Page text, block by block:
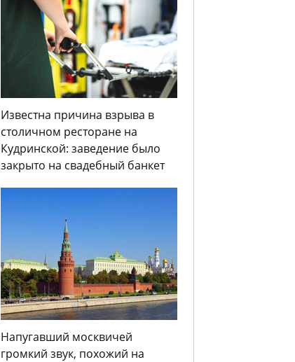
Известна причина взрыва в
столичном ресторане на
Кудринской: заведение было
закрыто на свадебный банкет
Напугавший москвичей
громкий звук, похожий на